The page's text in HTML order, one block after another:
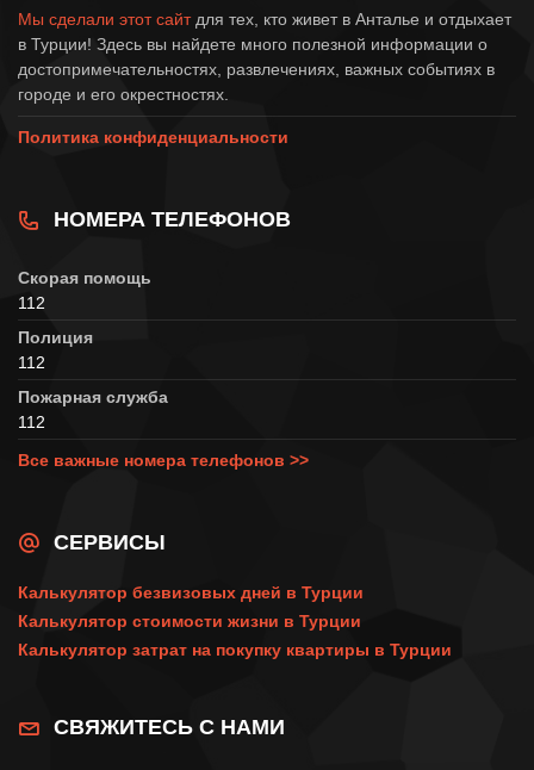
Мы сделали этот сайтдля тех, кто живет в Анталье и отдыхает
в Турции! Здесь вы найдете много полезной информации о
достопримечательностях, развлечениях, важных событиях в
городе и его окрестностях.
Политика конфиденциальности
НОМЕРА ТЕЛЕФОНОВ
Скорая помощь
112
Полиция
112
Пожарная служба
112
Все важные номера телефонов >>
СЕРВИСЫ
Калькулятор безвизовых дней в Турции
Калькулятор стоимости жизни в Турции
Калькулятор затрат на покупку квартиры в Турции
СВЯЖИТЕСЬ С НАМИ